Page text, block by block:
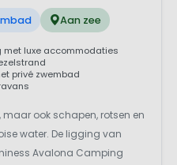
Aan zee
met luxe accommodaties
privé zwembad
maar ook schapen, rotsen en
water. De ligging van
Avalona Camping